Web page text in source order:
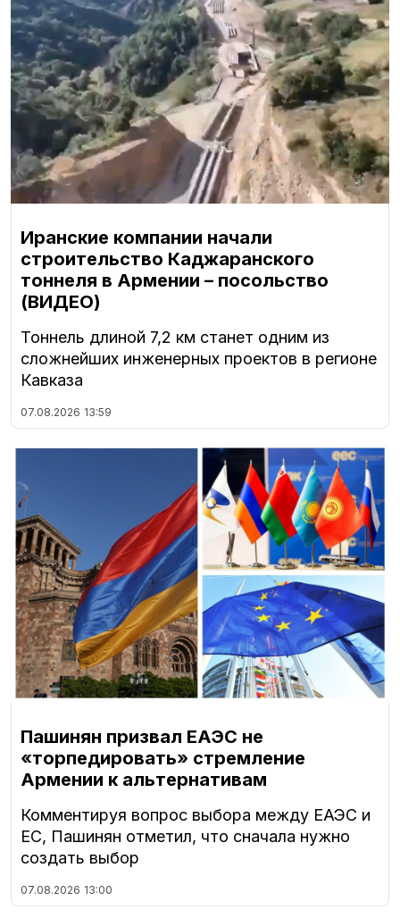
Иранские компании начали
строительство Каджаранского
тоннеля в Армении – посольство
(ВИДЕО)
Тоннель длиной 7,2 км станет одним из
сложнейших инженерных проектов в регионе
Кавказа
07.08.2026 13:59
Пашинян призвал ЕАЭС не
«торпедировать» стремление
Армении к альтернативам
Комментируя вопрос выбора между ЕАЭС и
ЕС, Пашинян отметил, что сначала нужно
создать выбор
07.08.2026 13:00